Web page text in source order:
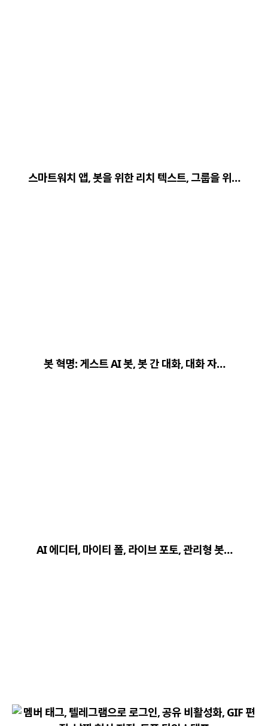
스마트워치 앱, 봇을 위한 리치 텍스트, 그룹을 위…
봇 혁명: 게스트 AI 봇, 봇 간 대화, 대화 자…
AI 에디터, 마이티 폴, 라이브 포토, 관리형 봇…